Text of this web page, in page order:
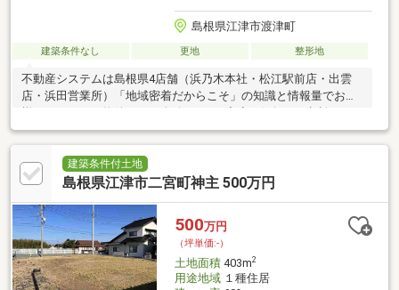
島根県江津市渡津町
建築条件なし 更地 整形地
不動産システムは島根県4店舗（浜乃木本社・松江駅前店・出雲
店・浜田営業所）「地域密着だからこそ」の知識と情報量でお客
さい◇◇「お家探し」「ご売却」は不動産システム株式会社にお
まかせ下さい！TEL:0855-23-3101Mail:info-w@f-
systm.co.jpLINE@ID→＠ｆｌｍ9903ｃ お友達追加待ってます＼
(^o^)／
建築条件付土地
島根県江津市二宮町神主 500万円
500万円
（坪単価:-）
土地面積403m2
用途地域１種住居